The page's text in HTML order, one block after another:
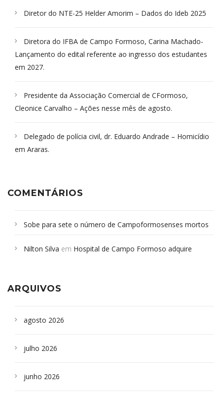
Diretor do NTE-25 Helder Amorim – Dados do Ideb 2025
Diretora do IFBA de Campo Formoso, Carina Machado-
Lançamento do edital referente ao ingresso dos estudantes
em 2027.
Presidente da Associação Comercial de CFormoso,
Cleonice Carvalho – Ações nesse mês de agosto.
Delegado de polícia civil, dr. Eduardo Andrade – Homicídio
em Araras.
COMENTÁRIOS
Sobe para sete o número de Campoformosenses mortos
Campoformosenses que morreram em desabamentos são
Nilton Silva em Hospital de Campo Formoso adquire
ARQUIVOS
agosto 2026
julho 2026
junho 2026